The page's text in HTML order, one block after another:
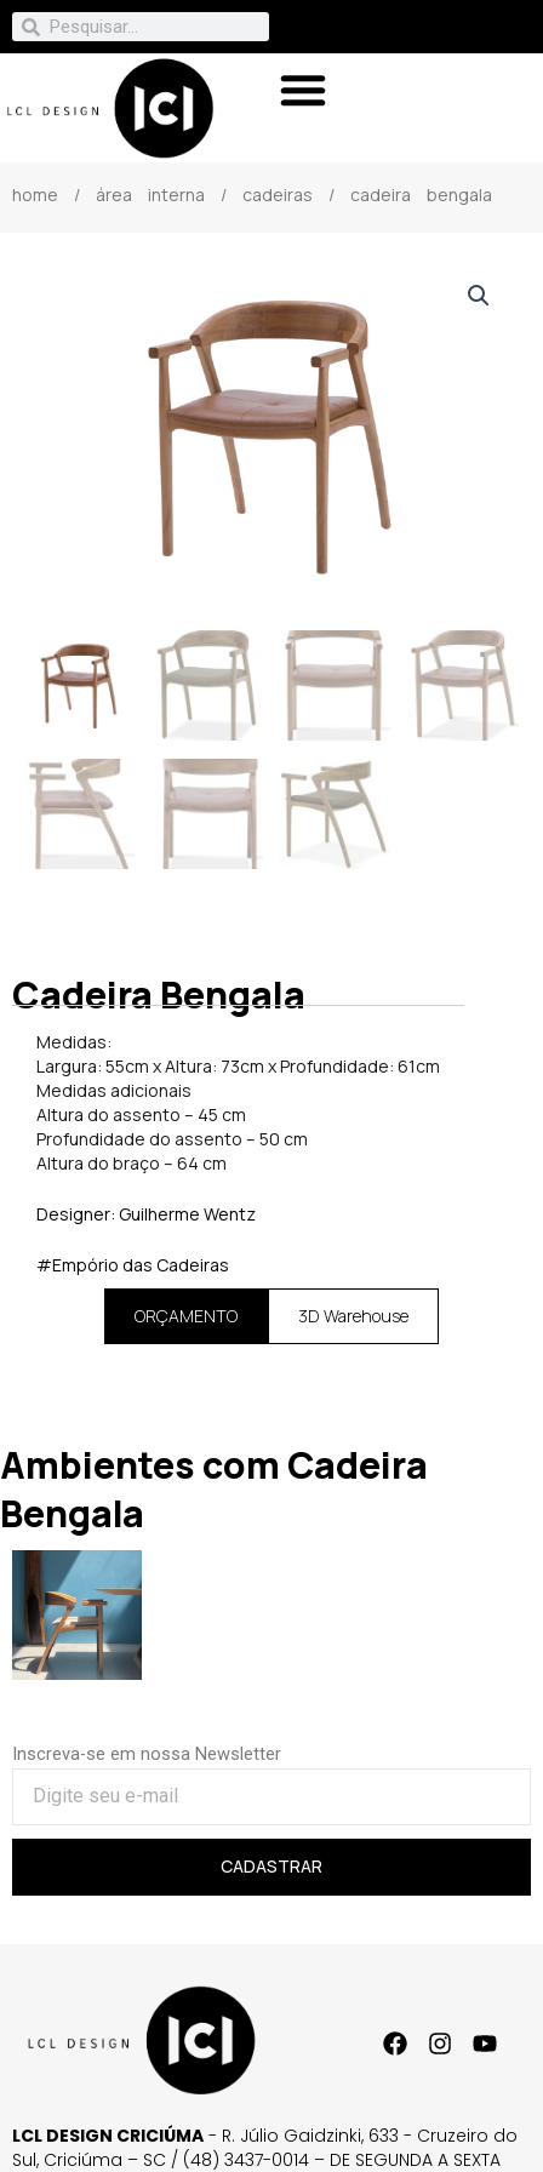
home / área interna / cadeiras / cadeira bengala
Cadeira Bengala
Medidas:
Largura: 55cm x Altura: 73cm x Profundidade: 61cm
​Medidas adicionais
​Altura do assento – 45 cm
Profundidade do assento – 50 cm
Altura do braço – 64 cm
Designer: Guilherme Wentz
#Empório das Cadeiras
ORÇAMENTO 3D Warehouse
Ambientes com Cadeira
Bengala
Inscreva-se em nossa Newsletter
CADASTRAR
LCL DESIGN CRICIÚMA - R. Júlio Gaidzinki, 633 - Cruzeiro do
Sul, Criciúma – SC / (48) 3437-0014 – DE SEGUNDA A SEXTA